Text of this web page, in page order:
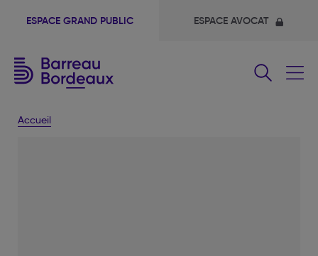
ESPACE GRAND PUBLIC ESPACE AVOCAT
Accueil